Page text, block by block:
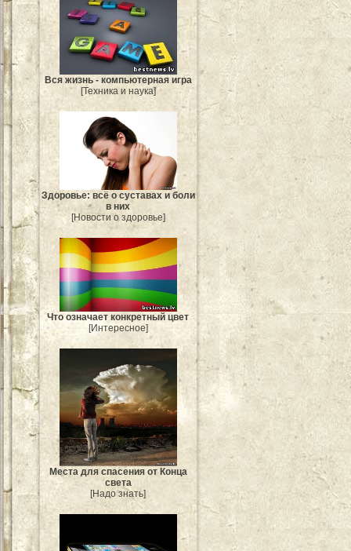
Вся жизнь - компьютерная игра
[Техника и наука]
Здоровье: всё о суставах и боли
в них
[Новости о здоровье]
Что означает конкретный цвет
[Интересное]
Места для спасения от Конца
света
[Надо знать]